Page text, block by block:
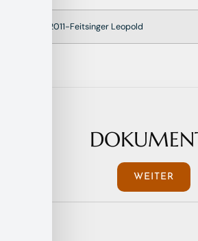
K22011-Feitsinger Leopold
WEITER